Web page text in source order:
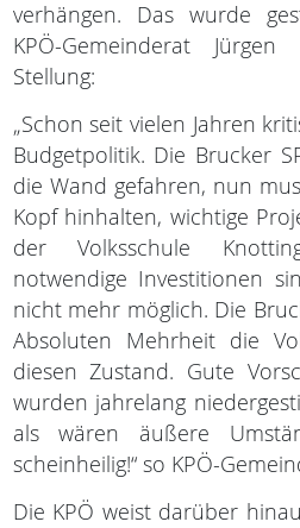
verhängen. Das wurde
KPÖ-Gemeinderat
Stellung:
„Schon seit vielen Jahren
Budgetpolitik. Die Brucker
die Wand gefahren, nun
Kopf hinhalten, wichtige
der Volksschule
notwendige Investitionen
nicht mehr möglich. Die
Absoluten Mehrheit die
diesen Zustand. Gute
wurden jahrelang
als wären äußere
scheinheilig!“ so KPÖ-
Die KPÖ weist darüber